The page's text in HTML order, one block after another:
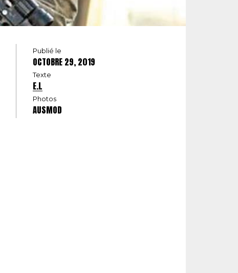
Publié le
OCTOBRE 29, 2019
Texte
E.L
Photos
AUSMOD